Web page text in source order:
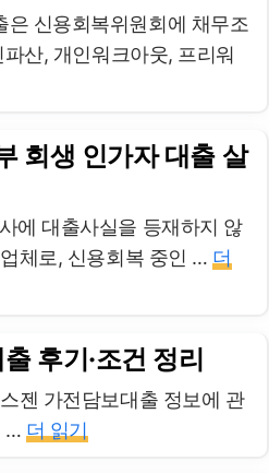
은 신용회복위원회에 채무조
산, 개인워크아웃, 프리워
회생 인가자 대출 살
에 대출사실을 등재하지 않
체로, 신용회복 중인 … 더
후기·조건 정리
젠 가전담보대출 정보에 관
… 더 읽기